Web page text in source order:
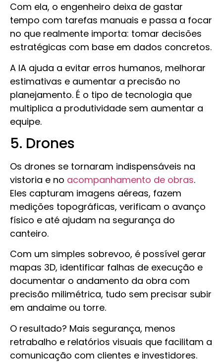
Com ela, o engenheiro deixa de gastar
tempo com tarefas manuais e passa a focar
no que realmente importa: tomar decisões
estratégicas com base em dados concretos.
A IA ajuda a evitar erros humanos, melhorar
estimativas e aumentar a precisão no
planejamento. É o tipo de tecnologia que
multiplica a produtividade sem aumentar a
equipe.
5. Drones
Os drones se tornaram indispensáveis na
vistoria e no acompanhamento de obras.
Eles capturam imagens aéreas, fazem
medições topográficas, verificam o avanço
físico e até ajudam na segurança do
canteiro.
Com um simples sobrevoo, é possível gerar
mapas 3D, identificar falhas de execução e
documentar o andamento da obra com
precisão milimétrica, tudo sem precisar subir
em andaime ou torre.
O resultado? Mais segurança, menos
retrabalho e relatórios visuais que facilitam a
comunicação com clientes e investidores.